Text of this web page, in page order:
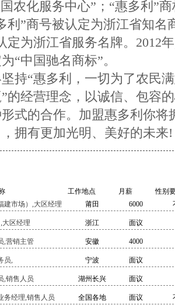
农化服务中心”；“惠多利”
利”商号被认定为浙江省知名
定为浙江省服务名牌。2012
“中国驰名商标”。
持“惠多利，一切为了农民
的经营理念，以诚信、包容
式的合作。加盟惠多利你将
拥有更加光明、美好的未来!
工作地点 月薪
性别
建市场）,大区经理
莆田 6000
大区经理 浙江 面议
,营销主管 安徽 4000
员, 宁波 面议
,销售人员 湖州长兴 面议
务经理,销售人员 全国各地 面议